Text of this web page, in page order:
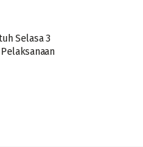
Selasa 3